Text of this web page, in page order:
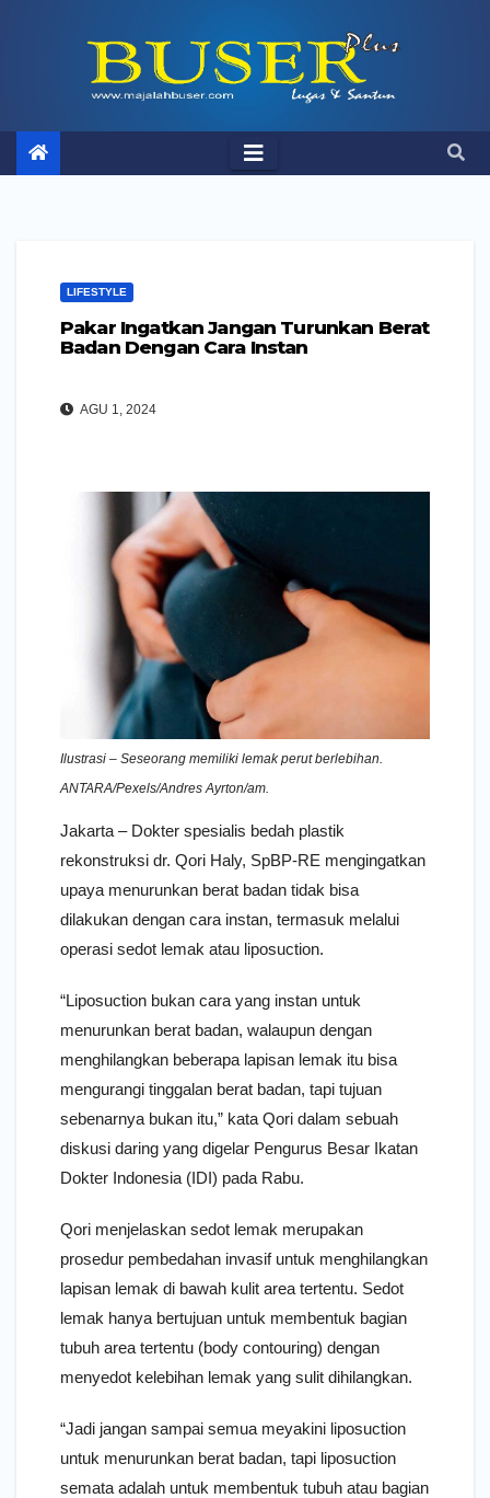
LIFESTYLE
Pakar Ingatkan Jangan Turunkan Berat
Badan Dengan Cara Instan
AGU 1, 2024
Ilustrasi – Seseorang memiliki lemak perut berlebihan.
ANTARA/Pexels/Andres Ayrton/am.
Jakarta – Dokter spesialis bedah plastik
rekonstruksi dr. Qori Haly, SpBP-RE mengingatkan
upaya menurunkan berat badan tidak bisa
dilakukan dengan cara instan, termasuk melalui
operasi sedot lemak atau liposuction.
“Liposuction bukan cara yang instan untuk
menurunkan berat badan, walaupun dengan
menghilangkan beberapa lapisan lemak itu bisa
mengurangi tinggalan berat badan, tapi tujuan
sebenarnya bukan itu,” kata Qori dalam sebuah
diskusi daring yang digelar Pengurus Besar Ikatan
Dokter Indonesia (IDI) pada Rabu.
Qori menjelaskan sedot lemak merupakan
prosedur pembedahan invasif untuk menghilangkan
lapisan lemak di bawah kulit area tertentu. Sedot
lemak hanya bertujuan untuk membentuk bagian
tubuh area tertentu (body contouring) dengan
menyedot kelebihan lemak yang sulit dihilangkan.
“Jadi jangan sampai semua meyakini liposuction
untuk menurunkan berat badan, tapi liposuction
semata adalah untuk membentuk tubuh atau bagian